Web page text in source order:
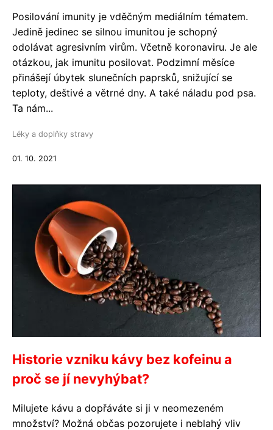
Posilování imunity je vděčným mediálním tématem.
Jedině jedinec se silnou imunitou je schopný
odolávat agresivním virům. Včetně koronaviru. Je ale
otázkou, jak imunitu posilovat. Podzimní měsíce
přinášejí úbytek slunečních paprsků, snižující se
teploty, deštivé a větrné dny. A také náladu pod psa.
Ta nám...
Léky a doplňky stravy
01. 10. 2021
Historie vzniku kávy bez kofeinu a
proč se jí nevyhýbat?
Milujete kávu a dopřáváte si ji v neomezeném
množství? Možná občas pozorujete i neblahý vliv